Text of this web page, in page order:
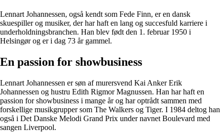
Lennart Johannessen, også kendt som Fede Finn, er en dansk
skuespiller og musiker, der har haft en lang og succesfuld karriere i
underholdningsbranchen. Han blev født den 1. februar 1950 i
Helsingør og er i dag 73 år gammel.
En passion for showbusiness
Lennart Johannessen er søn af murersvend Kai Anker Erik
Johannessen og hustru Edith Rigmor Magnussen. Han har haft en
passion for showbusiness i mange år og har optrådt sammen med
forskellige musikgrupper som The Walkers og Tiger. I 1984 deltog han
også i Det Danske Melodi Grand Prix under navnet Boulevard med
sangen Liverpool.